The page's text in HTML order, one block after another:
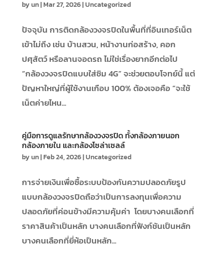
byun|Mar 27, 2026|Uncategorized
ปัจจุบัน การติดกล้องวงจรปิดในพื้นที่ที่อินเทอร์เน็ต
เข้าไม่ถึง เช่น บ้านสวน, หน้างานก่อสร้าง, คอก
ปศุสัตว์ หรือลานจอดรถ ไม่ใช่เรื่องยากอีกต่อไป
“กล้องวงจรปิดแบบใส่ซิม 4G” จะช่วยตอบโจทย์นี้ แต่
ปัญหาใหญ่ที่ผู้ใช้งานเกือบ 100% ต้องเจอคือ “จะใช้
เน็ตค่ายไหน...
คู่มือการดูแลรักษากล้องวงจรปิด ทั้งกล้องภายนอก
กล้องภายใน และกล้องโซล่าเซลล์
byun|Feb 24, 2026|Uncategorized
การจ่ายเงินเพื่อซื้อระบบป้องกันความปลอดภัยรูป
แบบกล้องวงจรปิดถือว่าเป็นการลงทุนเพื่อความ
ปลอดภัยที่ค่อนข้างมีความคุ้มค่า โดยบางคนเลือกที่
ราคาสินค้าเป็นหลัก บางคนเลือกที่ฟังก์ชันเป็นหลัก
บางคนเลือกที่ยี่ห้อเป็นหลัก...